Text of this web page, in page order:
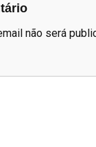
não será